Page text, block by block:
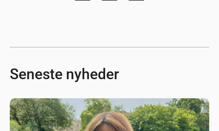
Seneste nyheder